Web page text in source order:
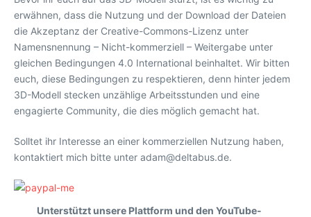
erwähnen, dass die Nutzung und der Download der Dateien
die Akzeptanz der Creative-Commons-Lizenz unter
Namensnennung – Nicht-kommerziell – Weitergabe unter
gleichen Bedingungen 4.0 International beinhaltet. Wir bitten
euch, diese Bedingungen zu respektieren, denn hinter jedem
3D-Modell stecken unzählige Arbeitsstunden und eine
engagierte Community, die dies möglich gemacht hat.
Solltet ihr Interesse an einer kommerziellen Nutzung haben,
kontaktiert mich bitte unter adam@deltabus.de.
Unterstützt unsere Plattform und den YouTube-